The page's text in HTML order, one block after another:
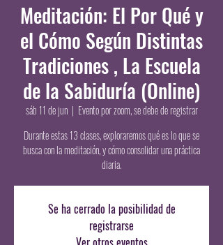
Meditación: El Por Qué y
el Cómo Según Distintas
Tradiciones , La Escuela
de la Sabiduría (Online)
sáb 11 de jun
  |
Evento por zoom, se debe de registrar
Durante estas 13 clases, exploraremos qué es lo que se
busca con la meditación, y cómo consolidar una práctica
diaria.
Se ha cerrado la posibilidad de
registrarse